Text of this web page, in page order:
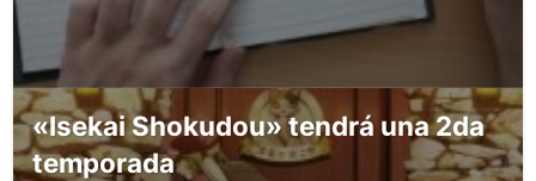
«Isekai Shokudou» tendrá una 2da
temporada